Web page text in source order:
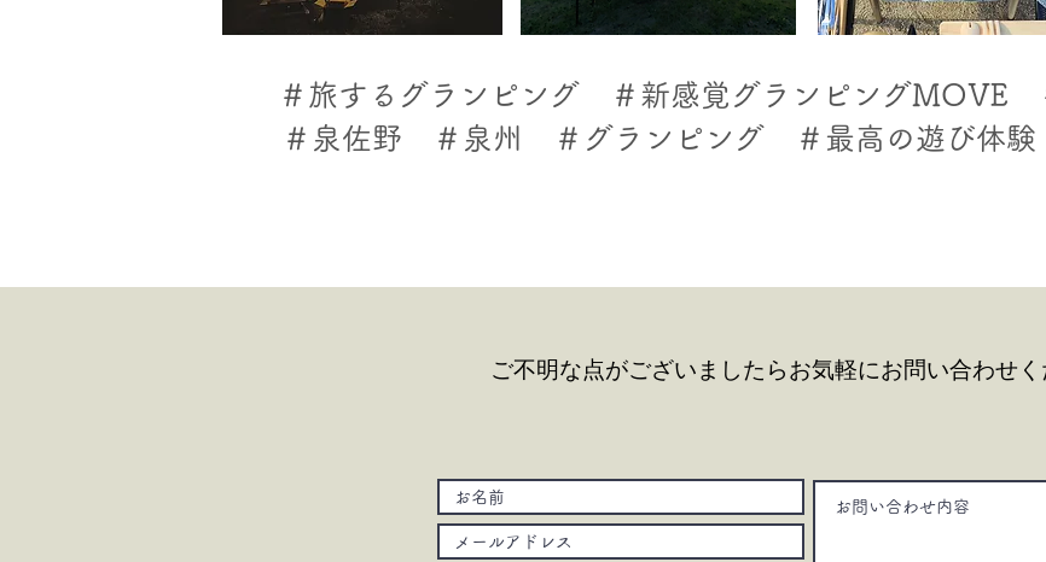
＃旅するグランピング ＃新感覚グランピングMOVE
＃泉佐野 ＃泉州 ＃グランピング ＃最高の遊び体験
ご不明な点がございましたらお気軽にお問い合わせく